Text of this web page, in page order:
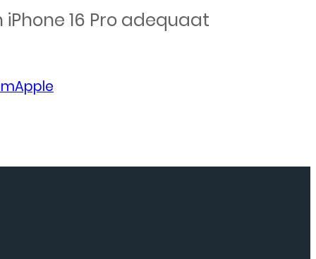
16 Pro adequaat